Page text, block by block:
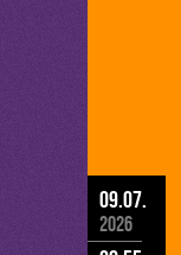
09.07.
2026